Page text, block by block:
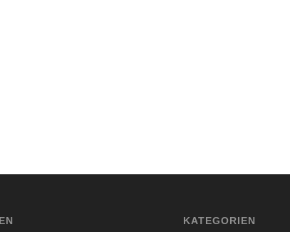
KATEGORIEN